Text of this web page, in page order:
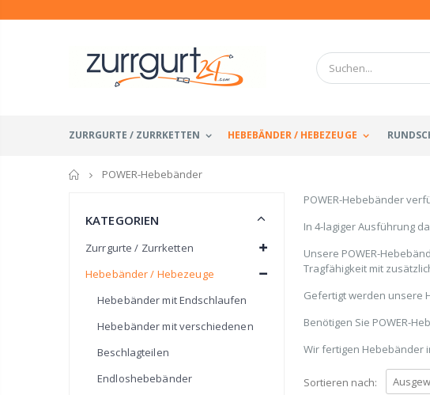
ZURRGURTE / ZURRKETTEN HEBEBÄNDER / HEBEZEUGE
Startseite
POWER-Hebebänder
POWER-Hebebänder
In 4-lagiger Ausführung
Unsere POWER-
Tragfähigkeit mit
Gefertigt werden unsere
Benötigen Sie POWER-
Wir fertigen Hebebänder
Sortieren nach:
KATEGORIEN
Zurrgurte / Zurrketten
Hebebänder / Hebezeuge
Hebebänder mit Endschlaufen
Hebebänder mit verschiedenen
Beschlagteilen
Endloshebebänder